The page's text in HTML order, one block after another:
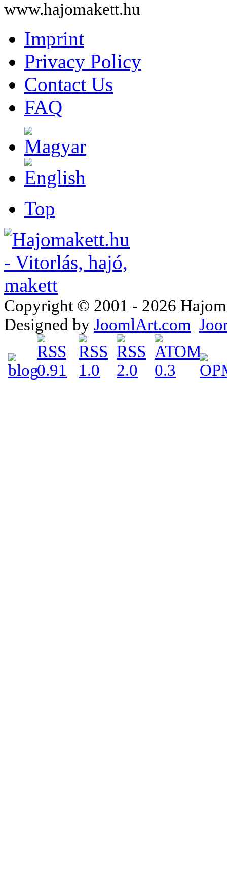
www.hajomakett.hu
Imprint
Privacy Policy
Contact Us
FAQ
Top
Copyright © 2001 - 2026
Designed by JoomlArt.com